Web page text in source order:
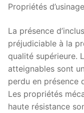
Propriétés
La présence
préjudiciable à la
qualité supérieure.
atteignables sont
perdu en présence
Les propriétés
haute résistance